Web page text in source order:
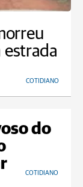
estrada
COTIDIANO
do
COTIDIANO